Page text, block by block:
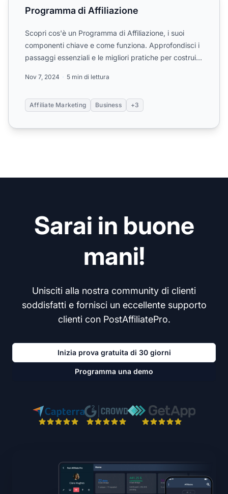
Programma di Affiliazione
Scopri cos'è un Programma di Affiliazione, i suoi
componenti chiave e come funziona. Approfondisci i
passaggi essenziali e le migliori pratiche per costruire
Nov 7, 2024 5 min di lettura
Affiliate Marketing Business +3
Sarai in buone
mani!
Unisciti alla nostra community di clienti
soddisfatti e fornisci un eccellente supporto
clienti con PostAffiliatePro.
Inizia prova gratuita di 30 giorni
Programma una demo